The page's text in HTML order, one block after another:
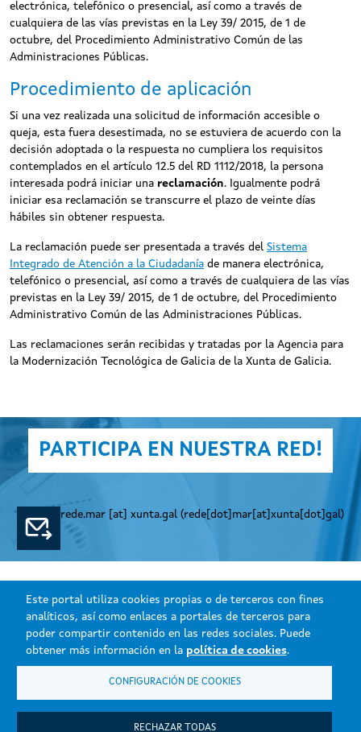
Este portal utiliza cookies propias o de terceros con fines
analíticos, así como enlaces a portales de terceros para
poder compartir contenido en las redes sociales. Puede
obtener más información en la política de cookies.
CONFIGURACIÓN DE COOKIES
RECHAZAR TODAS
electrónica, telefónico o presencial, así como a través de
cualquiera de las vías previstas en la Ley 39/ 2015, de 1 de
octubre, del Procedimiento Administrativo Común de las
Administraciones Públicas.
Procedimiento de aplicación
Si una vez realizada una solicitud de información accesible o
queja, esta fuera desestimada, no se estuviera de acuerdo con la
decisión adoptada o la respuesta no cumpliera los requisitos
contemplados en el artículo 12.5 del RD 1112/2018, la persona
interesada podrá iniciar una reclamación. Igualmente podrá
iniciar esa reclamación se transcurre el plazo de veinte días
hábiles sin obtener respuesta.
La reclamación puede ser presentada a través del Sistema
Integrado de Atención a la Ciudadanía de manera electrónica,
telefónico o presencial, así como a través de cualquiera de las vías
previstas en la Ley 39/ 2015, de 1 de octubre, del Procedimiento
Administrativo Común de las Administraciones Públicas.
Las reclamaciones serán recibidas y tratadas por la Agencia para
la Modernización Tecnológica de Galicia de la Xunta de Galicia.
PARTICIPA EN NUESTRA RED!
rede.mar [at] xunta.gal (rede[dot]mar[at]xunta[dot]gal)